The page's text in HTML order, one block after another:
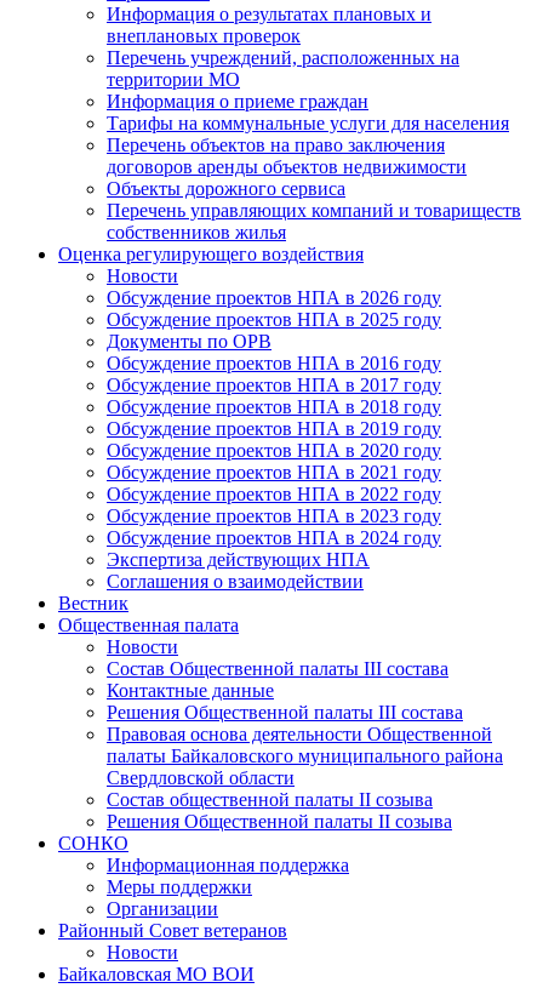
Информация о результатах плановых и
внеплановых проверок
Перечень учреждений, расположенных на
территории МО
Информация о приеме граждан
Тарифы на коммунальные услуги для населения
Перечень объектов на право заключения
договоров аренды объектов недвижимости
Объекты дорожного сервиса
Перечень управляющих компаний и товариществ
собственников жилья
Оценка регулирующего воздействия
Новости
Обсуждение проектов НПА в 2026 году
Обсуждение проектов НПА в 2025 году
Документы по ОРВ
Обсуждение проектов НПА в 2016 году
Обсуждение проектов НПА в 2017 году
Обсуждение проектов НПА в 2018 году
Обсуждение проектов НПА в 2019 году
Обсуждение проектов НПА в 2020 году
Обсуждение проектов НПА в 2021 году
Обсуждение проектов НПА в 2022 году
Обсуждение проектов НПА в 2023 году
Обсуждение проектов НПА в 2024 году
Экспертиза действующих НПА
Соглашения о взаимодействии
Вестник
Общественная палата
Новости
Состав Общественной палаты III состава
Контактные данные
Решения Общественной палаты III состава
Правовая основа деятельности Общественной
палаты Байкаловского муниципального района
Свердловской области
Состав общественной палаты II созыва
Решения Общественной палаты II созыва
СОНКО
Информационная поддержка
Меры поддержки
Организации
Районный Совет ветеранов
Новости
Байкаловская МО ВОИ